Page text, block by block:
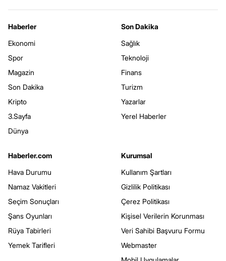
Haberler
Ekonomi
Spor
Magazin
Son Dakika
Kripto
3.Sayfa
Dünya
Son Dakika
Sağlık
Teknoloji
Finans
Turizm
Yazarlar
Yerel Haberler
Haberler.com
Hava Durumu
Namaz Vakitleri
Seçim Sonuçları
Şans Oyunları
Rüya Tabirleri
Yemek Tarifleri
Kurumsal
Kullanım Şartları
Gizlilik Politikası
Çerez Politikası
Kişisel Verilerin Korunması
Veri Sahibi Başvuru Formu
Webmaster